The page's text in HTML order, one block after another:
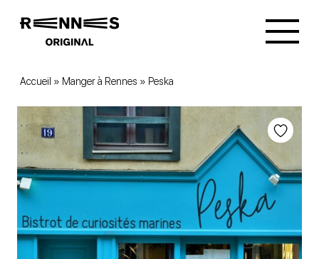
Accueil » Manger à Rennes » Peska